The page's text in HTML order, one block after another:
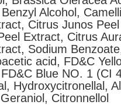
Alcohol,
Citrus Junos
Extract, Citrus
Sodium
acid, FD&C
Blue NO. 1 (CI
Hydroxycitronellal,
Citronnellol